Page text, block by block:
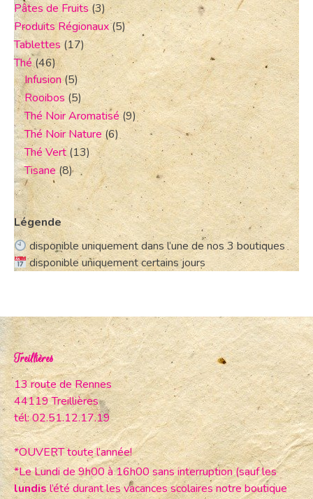
Pâtes de Fruits (3)
Produits Régionaux(5)
Tablettes(17)
Thé (46)
Infusion(5)
Rooibos (5)
Thé Noir Aromatisé (9)
Thé Noir Nature (6)
Thé Vert (13)
Tisane (8)
Légende
disponible uniquement dans l’une de nos 3 boutiques
disponible uniquement certains jours
Treillières
13 route de Rennes
44119 Treillières
tél: 02.51.12.17.19
*OUVERT toute l’année!
*Le Lundi de 9h00 à 16h00 sans interruption (sauf les
lundisl’été durant les vacances scolaires notre boutique